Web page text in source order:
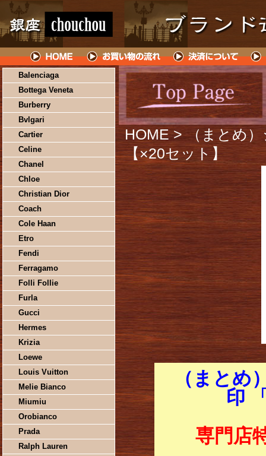
Balenciaga
Bottega Veneta
Burberry
Bvlgari
Cartier
Celine
Chanel
Chloe
Christian Dior
Coach
Cole Haan
Etro
Fendi
Ferragamo
Folli Follie
Furla
Gucci
Hermes
Krizia
Loewe
Louis Vuitton
Melie Bianco
Miumiu
Orobianco
Prada
Ralph Lauren
HOME > （まとめ
【×20セット】
（まとめ
印
専門店